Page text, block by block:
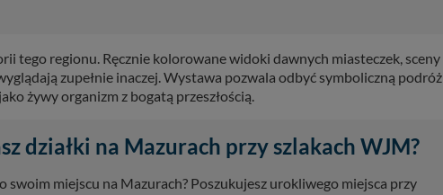
tego regionu. Ręcznie kolorowane widoki dawnych miasteczek, sceny
zupełnie inaczej. Wystawa pozwala odbyć symboliczną podróż
żywy organizm z bogatą przeszłością.
działki na Mazurach przy szlakach WJM?
swoim miejscu na Mazurach? Poszukujesz urokliwego miejsca przy